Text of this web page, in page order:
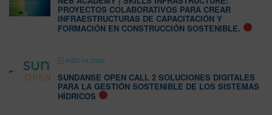
PROYECTOS COLABORATIVOS PARA CREAR
INFRAESTRUCTURAS DE CAPACITACIÓN Y
FORMACIÓN EN CONSTRUCCIÓN SOSTENIBLE.
AGO 06 2026
SUNDANSE OPEN CALL 2 SOLUCIONES DIGITALES
PARA LA GESTIÓN SOSTENIBLE DE LOS SISTEMAS
HÍDRICOS